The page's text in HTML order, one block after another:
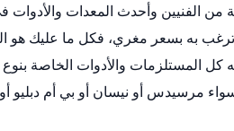
الفنيين وأحدث المعدات والأدوات
المستلزمات والأدوات الخاصة بنوع
مرسيدس أو نيسان أو بي أم دبليو